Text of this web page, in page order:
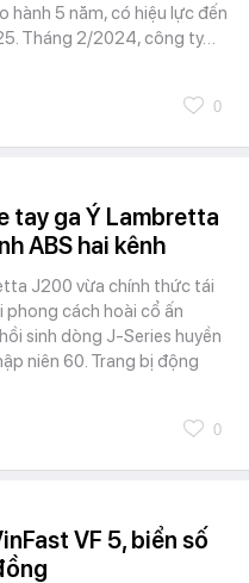
hành 5 năm, có hiệu lực đến
Tháng 2/2024, công ty…
0
tay ga Ý Lambretta
ABS hai kênh
J200 vừa chính thức tái
phong cách hoài cổ ấn
sinh dòng J-Series huyền
niên 60. Trang bị động
0
VF 5, biển số